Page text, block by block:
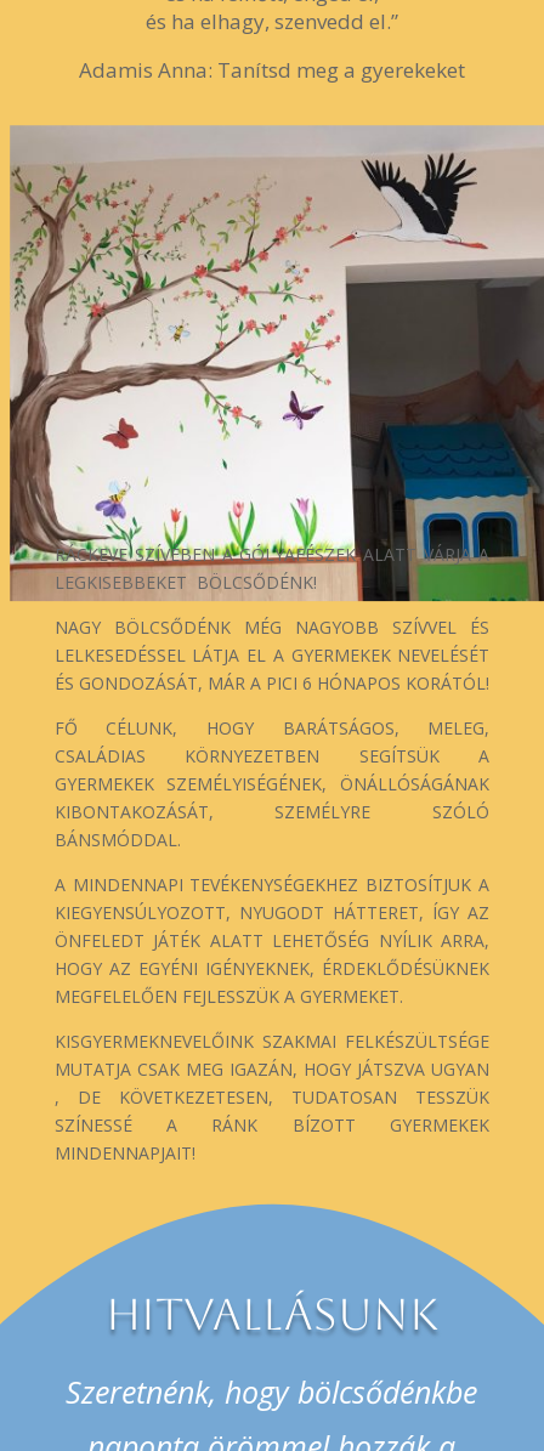
és ha elhagy, szenvedd el.”
Adamis Anna: Tanítsd meg a gyerekeket
RÁCKEVE SZÍVÉBEN A GÓLYAFÉSZEK ALATT VÁRJA A
LEGKISEBBEKET BÖLCSŐDÉNK!
NAGY BÖLCSŐDÉNK MÉG NAGYOBB SZÍVVEL ÉS
LELKESEDÉSSEL LÁTJA EL A GYERMEKEK NEVELÉSÉT
ÉS GONDOZÁSÁT, MÁR A PICI 6 HÓNAPOS KORÁTÓL!
FŐ CÉLUNK, HOGY BARÁTSÁGOS, MELEG,
CSALÁDIAS KÖRNYEZETBEN SEGÍTSÜK A
GYERMEKEK SZEMÉLYISÉGÉNEK, ÖNÁLLÓSÁGÁNAK
KIBONTAKOZÁSÁT, SZEMÉLYRE SZÓLÓ
BÁNSMÓDDAL.
A MINDENNAPI TEVÉKENYSÉGEKHEZ BIZTOSÍTJUK A
KIEGYENSÚLYOZOTT, NYUGODT HÁTTERET, ÍGY AZ
ÖNFELEDT JÁTÉK ALATT LEHETŐSÉG NYÍLIK ARRA,
HOGY AZ EGYÉNI IGÉNYEKNEK, ÉRDEKLŐDÉSÜKNEK
MEGFELELŐEN FEJLESSZÜK A GYERMEKET.
KISGYERMEKNEVELŐINK SZAKMAI FELKÉSZÜLTSÉGE
MUTATJA CSAK MEG IGAZÁN, HOGY JÁTSZVA UGYAN
, DE KÖVETKEZETESEN, TUDATOSAN TESSZÜK
SZÍNESSÉ A RÁNK BÍZOTT GYERMEKEK
MINDENNAPJAIT!
HITVALLÁSUNK
Szeretnénk, hogy bölcsődénkbe